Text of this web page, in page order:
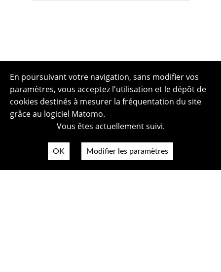
En poursuivant votre navigation, sans modifier vos
paramètres, vous acceptez l'utilisation et le dépôt de
cookies destinés à mesurer la fréquentation du site
grâce au logiciel Matomo.
Vous êtes actuellement suivi.
OK Modifier les paramètres